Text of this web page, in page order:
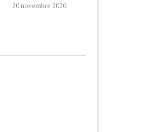
20 novembre 2020